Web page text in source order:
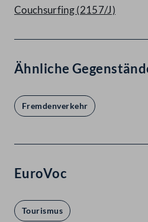
Couchsurfing (2157/J)
Ähnliche
Fremdenverkehr
EuroVoc
Tourismus